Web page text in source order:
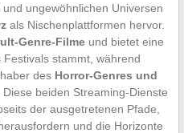
ungewöhnlichen Universen
als Nischenplattformen hervor.
Genre-Filmeund bietet eine
stammt, während
des Horror-Genres und
beiden Streaming-Dienste
der ausgetretenen Pfade,
und die Horizonte